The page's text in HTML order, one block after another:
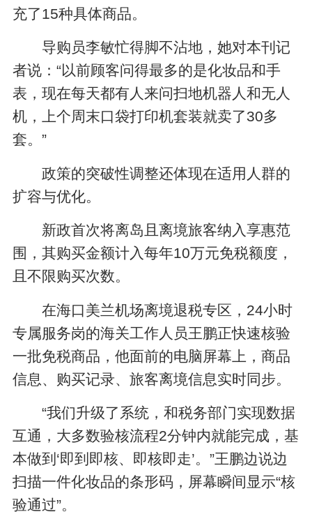
充了15种具体商品。
导购员李敏忙得脚不沾地，她对本刊记
者说：“以前顾客问得最多的是化妆品和手
表，现在每天都有人来问扫地机器人和无人
机，上个周末口袋打印机套装就卖了30多
套。”
政策的突破性调整还体现在适用人群的
扩容与优化。
新政首次将离岛且离境旅客纳入享惠范
围，其购买金额计入每年10万元免税额度，
且不限购买次数。
在海口美兰机场离境退税专区，24小时
专属服务岗的海关工作人员王鹏正快速核验
一批免税商品，他面前的电脑屏幕上，商品
信息、购买记录、旅客离境信息实时同步。
“我们升级了系统，和税务部门实现数据
互通，大多数验核流程2分钟内就能完成，基
本做到‘即到即核、即核即走’。”王鹏边说边
扫描一件化妆品的条形码，屏幕瞬间显示“核
验通过”。